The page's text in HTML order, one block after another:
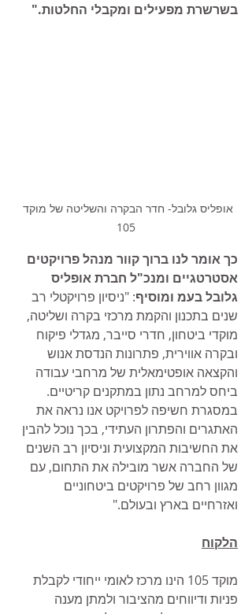
בשרשרת מפעילים ומקבלי החלטות."
אופליס גלובל- חדר הבקרה והשליטה של מוקד
105
כך אומר לנו ברוך קוור מנהל פרויקטים
אסטרטגיים ומנכ"ל חברת אופליס
גלובל בעמ ומוסיף: "ניסיון פרויקטלי רב
שנים בתכנון והקמת מרכזי בקרה ושליטה,
מוקדי ביטחון, חדרי סייבר, מגדלי פיקוח
ובקרה אווירית, פתרונות הנדסת אנוש
והקצאה אופטימאלית של מרחבי עבודה
ביחס למרחב נתון במתקנים קריטיים.
במסגרת חשיפה לפרויקט אנו נראה את
האתגרים והפתרון העתידי, בכך נוכל להבין
את החשיבות המקצועית וניסיון רב השנים
של החברה אשר מובילה את התחום, עם
מגוון רחב של פרויקטים ביטחוניים
ואזרחיים בארץ ובעולם."
הלקוח
מוקד 105 הינו מרכז לאומי ייחודי לקבלת
פניות ודיווחים מהציבור ולמתן מענה